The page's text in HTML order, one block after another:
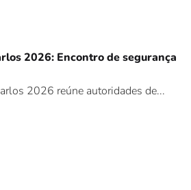
2026: Encontro de segurança
2026 reúne autoridades de...